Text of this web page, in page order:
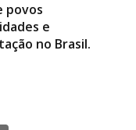
povos
e
no Brasil.